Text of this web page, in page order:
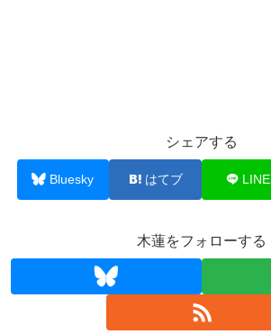
シェアする
Bluesky はてブ LINE
木蓮をフォローする